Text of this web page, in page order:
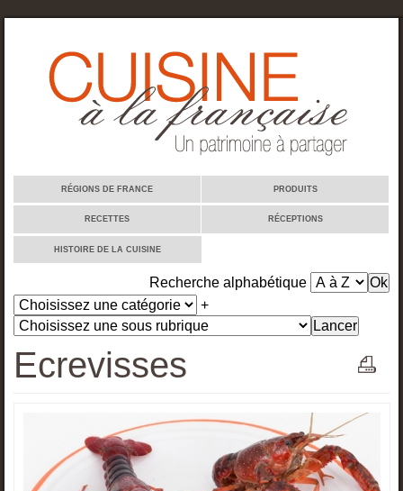
RÉGIONS DE FRANCE PRODUITS
RECETTES RÉCEPTIONS
HISTOIRE DE LA CUISINE
Recherche alphabétique
+
Ecrevisses